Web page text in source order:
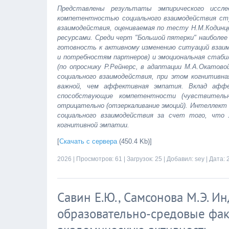
Представлены результаты эмпирического
компетентностью социального взаимодействия
взаимодействия, оцениваемая по тесту
ресурсами. Среди черт "Большой пятерки"
готовность к активному изменению ситуаций
и потребностям партнеров) и эмоциональная
(по опроснику Р.Рейнерс, в адаптации
социального взаимодействия, при этом
важной, чем аффективная эмпатия. Вклад
способствующие компетентности
отрицательно (отзеркаливание эмоций).
социального взаимодействия за счет того,
когнитивной эмпатии.
[Скачать с сервера(450.4 Kb)]
2026 | Просмотров: 61 | Загрузок: 25 | Добавил: sey | Дата:
Савин Е.Ю., Самсонова М.Э.
образовательно-средовые